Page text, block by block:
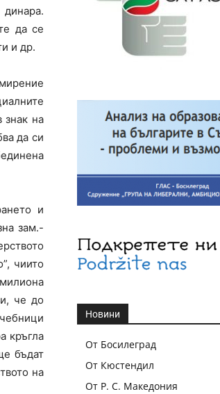
да се
и др.
знак на
да си
и
зам.-
чиито
че до
кръгла
бъдат
на
Новини
От Босилеград
От Кюстендил
От Р. С. Македония